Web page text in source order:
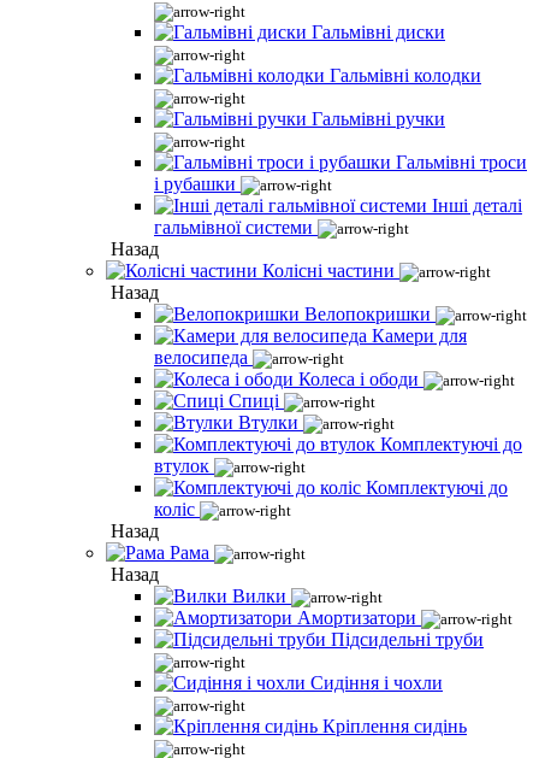
Гальмівні диски
Гальмівні колодки
Гальмівні ручки
Гальмівні троси
і рубашки
Інші деталі
гальмівної системи
Назад
Колісні частини
Назад
Велопокришки
Камери для
велосипеда
Колеса і ободи
Спиці
Втулки
Комплектуючі до
втулок
Комплектуючі до
коліс
Назад
Рама
Назад
Вилки
Амортизатори
Підсидельні труби
Сидіння і чохли
Кріплення сидінь